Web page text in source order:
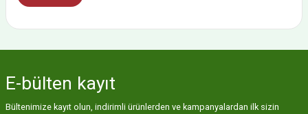
E-bülten kayıt
Bültenimize kayıt olun, indirimli ürünlerden ve kampanyalardan ilk sizin